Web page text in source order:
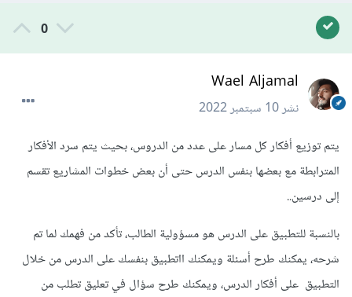
0
Wael Aljamal
نشر10 سبتمبر 2022
يتم توزيع أفكار كل مسار على عدد من الدروس، بحيث يتم سرد الأفكار
المترابطة مع بعضها بنفس الدرس حتى أن بعض خطوات المشاريع تقسم
إلى درسين..
بالنسبة للتطبيق على الدرس هو مسؤولية الطالب، تأكد من فهمك لما تم
شرحه، يمكنك طرح أسئلة ويمكنك ااتطبيق بنفسك على الدرس من خلال
التطبيق على أفكار الدرس، ويمكنك طرح سؤال في تعليق تطلب من